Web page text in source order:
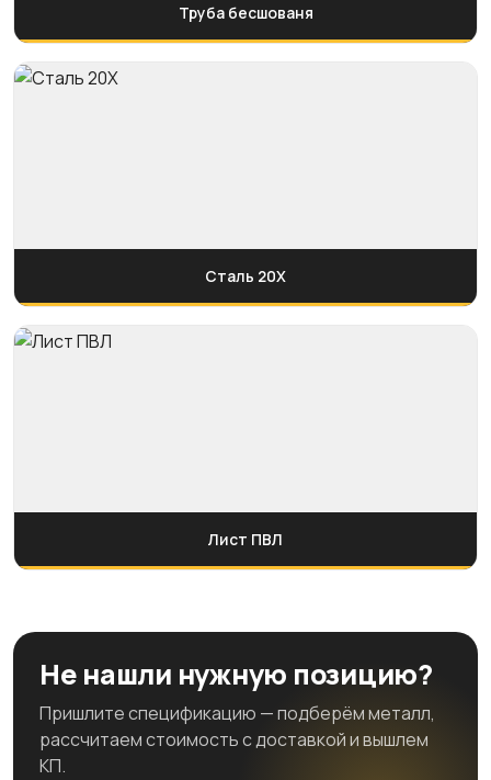
Труба бесшованя
Сталь 20Х
Лист ПВЛ
Не нашли нужную позицию?
Пришлите спецификацию — подберём металл,
рассчитаем стоимость с доставкой и вышлем
КП.